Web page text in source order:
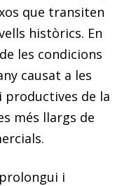
que transiten
històrics. En
les condicions
causat a les
de la
més llargs de
i